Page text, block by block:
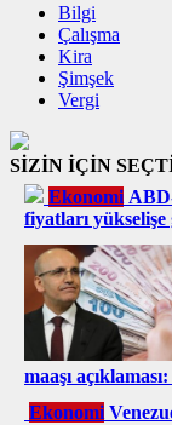
Bilgi
Çalışma
Kira
Şimşek
Vergi
SİZİN İÇİN
Ekonomi
fiyatları yükselişe
maaşı
Ekonomi